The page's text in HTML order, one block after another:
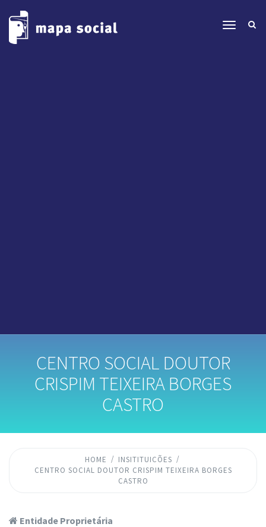
CENTRO SOCIAL DOUTOR
CRISPIM TEIXEIRA BORGES
CASTRO
HOME
INSITITUICÕES
CENTRO SOCIAL DOUTOR CRISPIM TEIXEIRA BORGES
CASTRO
Entidade Proprietária